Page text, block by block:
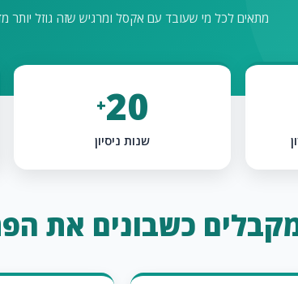
מתאים לכל מי שעובד עם אקסל ומרגיש שזה גוזל יותר
20
+
שנות ניסיון
כשבונים את